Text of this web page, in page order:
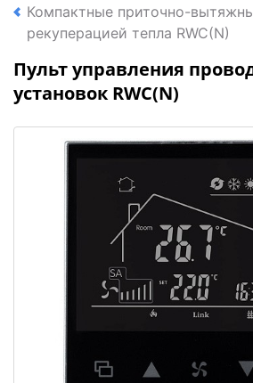
Компактные приточно-
рекуперацией тепла RWC(N)
Пульт управления
установок RWC(N)